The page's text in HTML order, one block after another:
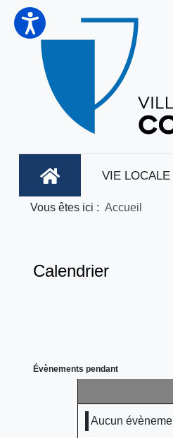
VIE LOCALE
Vous êtes ici : Accueil
Calendrier
Évènements pendant
Aucun